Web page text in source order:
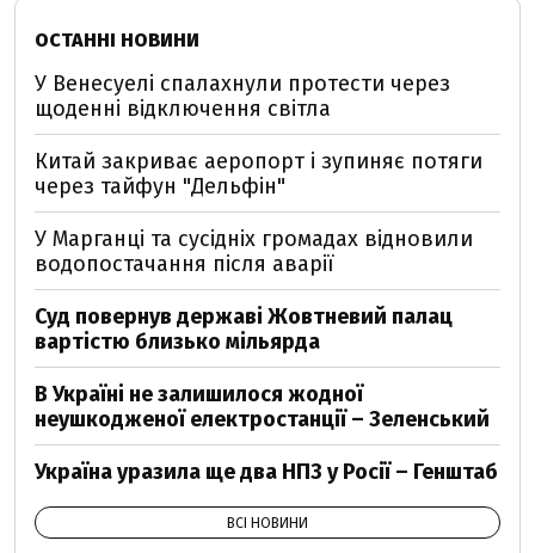
ОСТАННІ НОВИНИ
У Венесуелі спалахнули протести через
щоденні відключення світла
Китай закриває аеропорт і зупиняє потяги
через тайфун "Дельфін"
У Марганці та сусідніх громадах відновили
водопостачання після аварії
Суд повернув державі Жовтневий палац
вартістю близько мільярда
В Україні не залишилося жодної
неушкодженої електростанції – Зеленський
Україна уразила ще два НПЗ у Росії – Генштаб
ВСІ НОВИНИ